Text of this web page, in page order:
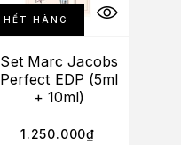
HẾT HÀNG
Set Marc Jacobs
Perfect EDP (5ml
+ 10ml)
1.250.000₫